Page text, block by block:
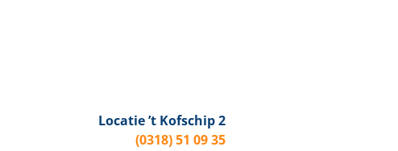
Locatie ’t Kofschip 2
(0318) 51 09 35